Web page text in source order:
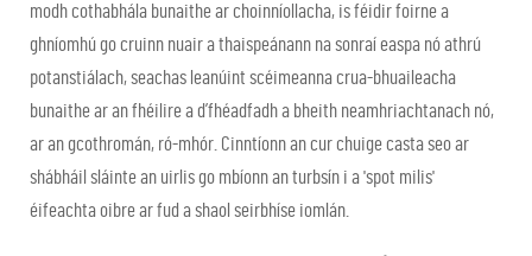
modh cothabhála bunaithe ar choinníollacha, is féidir foirne a
ghníomhú go cruinn nuair a thaispeánann na sonraí easpa nó athrú
potanstiálach, seachas leanúint scéimeanna crua-bhuaileacha
bunaithe ar an fhéilire a d’fhéadfadh a bheith neamhriachtanach nó,
ar an gcothromán, ró-mhór. Cinntíonn an cur chuige casta seo ar
shábháil sláinte an uirlis go mbíonn an turbsín i a 'spot milis'
éifeachta oibre ar fud a shaol seirbhíse iomlán.